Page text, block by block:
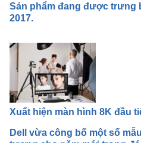
Sản phẩm đang được trưng
2017.
Xuất hiện màn hình 8K đầu
Dell vừa công bố một số